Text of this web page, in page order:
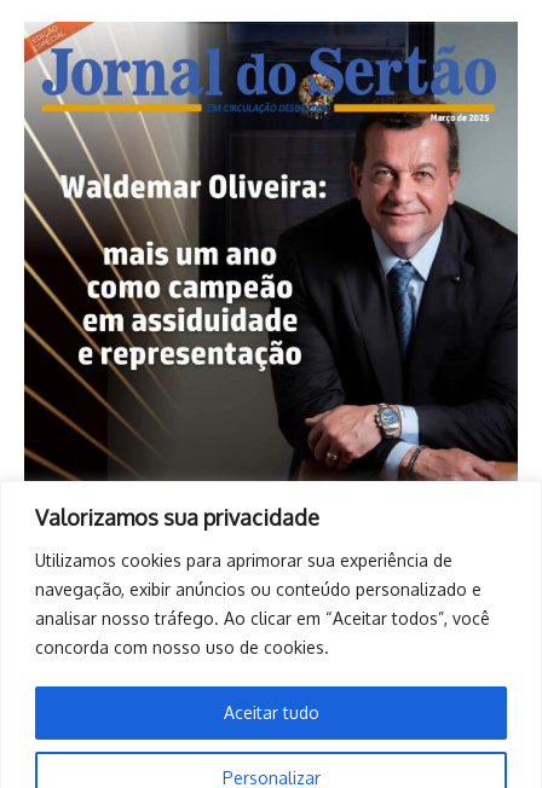
Valorizamos sua privacidade
Utilizamos cookies para aprimorar sua experiência de
navegação, exibir anúncios ou conteúdo personalizado e
analisar nosso tráfego. Ao clicar em “Aceitar todos”, você
concorda com nosso uso de cookies.
Personalizar
Aceitar tudo